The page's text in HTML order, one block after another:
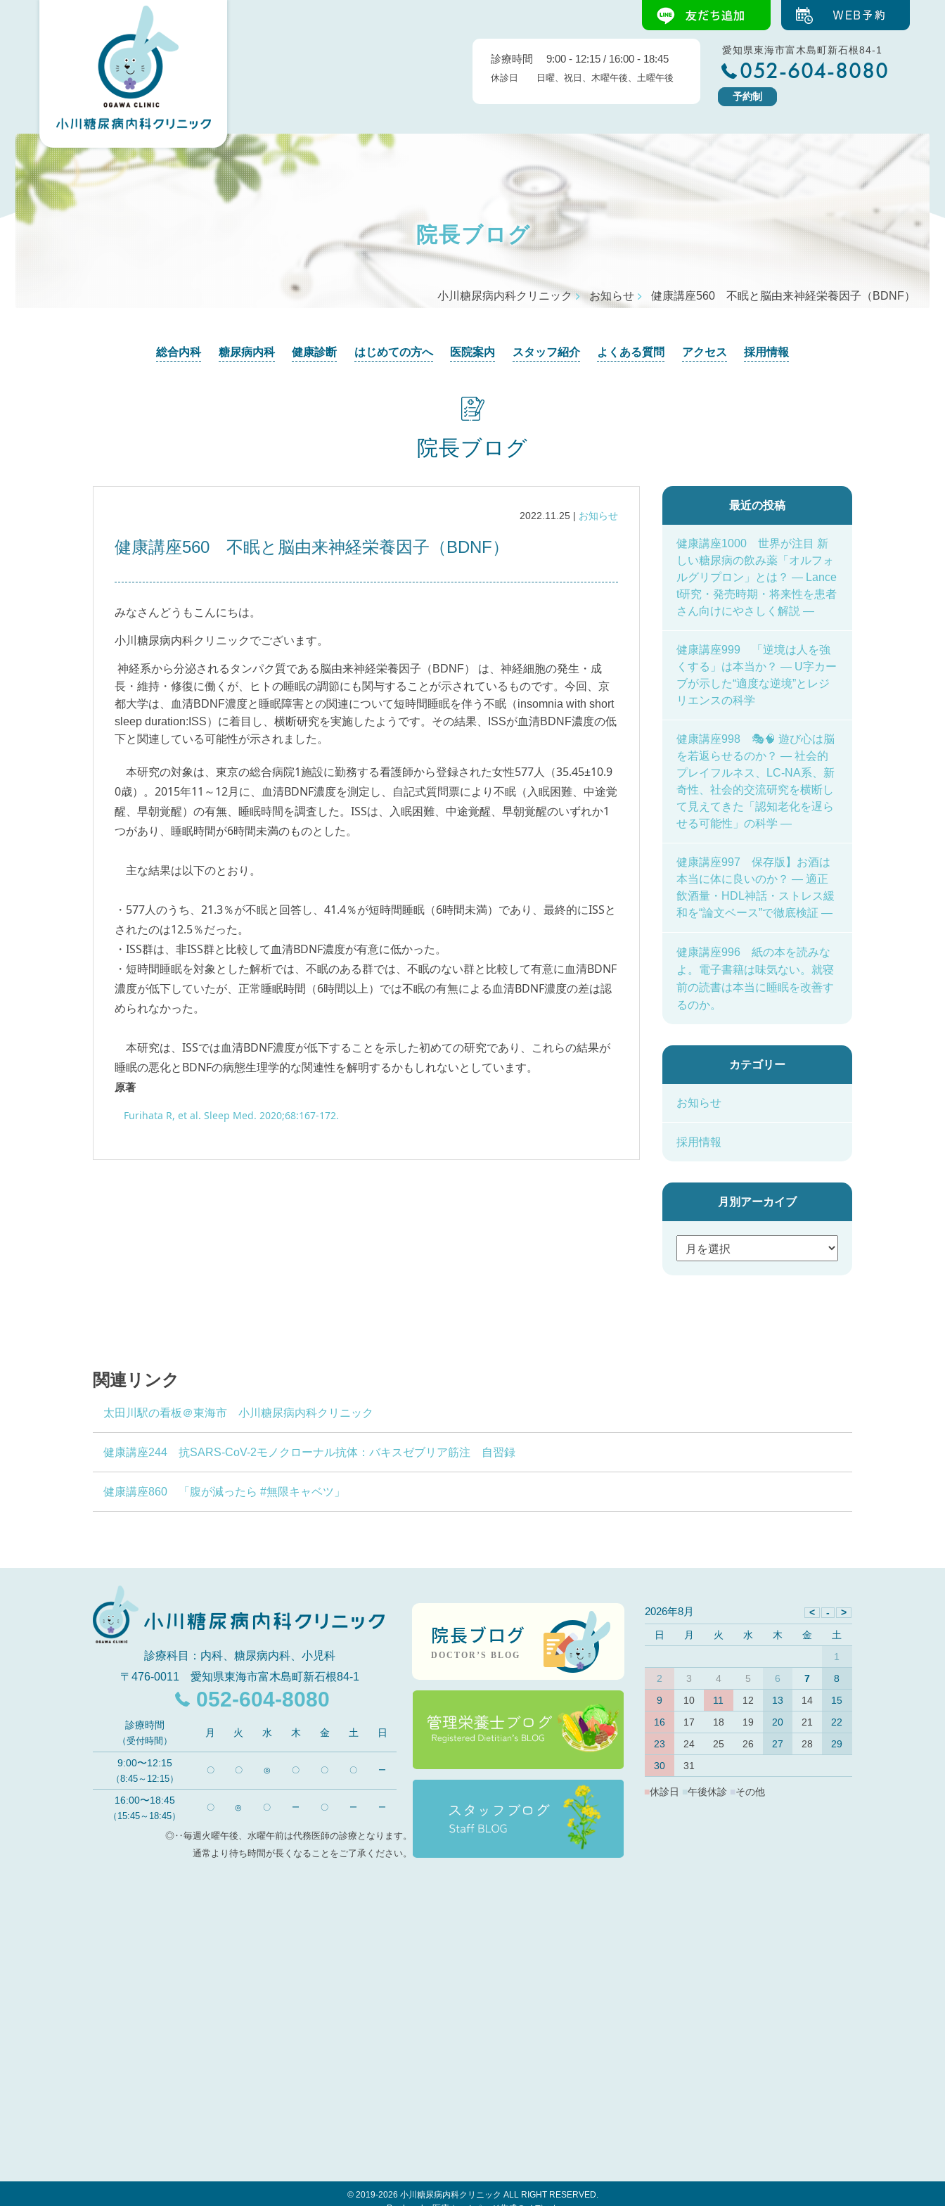
診療時間 9:00 - 12:15 / 16:00 - 18:45
休診日 日曜、祝日、木曜午後、土曜午後
愛知県東海市富木島町新石根84-1
052-604-8080
予約制
院長ブログ
小川糖尿病内科クリニック お知らせ 健康講座560 不眠と脳由来神経栄養因子（BDNF）
総合内科 糖尿病内科 健康診断 はじめての方へ 医院案内 スタッフ紹介 よくある質問 アクセス 採用情報
院長ブログ
2022.11.25 | お知らせ
健康講座560 不眠と脳由来神経栄養因子（BDNF）
みなさんどうもこんにちは。
小川糖尿病内科クリニックでございます。
神経系から分泌されるタンパク質である脳由来神経栄養因子（BDNF） は、神経細胞の発生・成
長・維持・修復に働くが、ヒトの睡眠の調節にも関与することが示されているものです。今回、京
都大学は、血清BDNF濃度と睡眠障害との関連について短時間睡眠を伴う不眠（insomnia with short
sleep duration:ISS）に着目し、横断研究を実施したようです。その結果、ISSが血清BDNF濃度の低
下と関連している可能性が示されました。
本研究の対象は、東京の総合病院1施設に勤務する看護師から登録された女性577人（35.45±10.9
0歳）。2015年11～12月に、血清BDNF濃度を測定し、自記式質問票により不眠（入眠困難、中途覚
醒、早朝覚醒）の有無、睡眠時間を調査した。ISSは、入眠困難、中途覚醒、早朝覚醒のいずれか1
つがあり、睡眠時間が6時間未満のものとした。
主な結果は以下のとおり。
・577人のうち、21.3％が不眠と回答し、41.4％が短時間睡眠（6時間未満）であり、最終的にISSと
されたのは12.5％だった。
・ISS群は、非ISS群と比較して血清BDNF濃度が有意に低かった。
・短時間睡眠を対象とした解析では、不眠のある群では、不眠のない群と比較して有意に血清BDNF
濃度が低下していたが、正常睡眠時間（6時間以上）では不眠の有無による血清BDNF濃度の差は認
められなかった。
本研究は、ISSでは血清BDNF濃度が低下することを示した初めての研究であり、これらの結果が
睡眠の悪化とBDNFの病態生理学的な関連性を解明するかもしれないとしています。
原著
Furihata R, et al. Sleep Med. 2020;68:167-172.
最近の投稿
健康講座1000 世界が注目 新
しい糖尿病の飲み薬「オルフォ
ルグリプロン」とは？ ― Lance
t研究・発売時期・将来性を患者
さん向けにやさしく解説 ―
健康講座999 「逆境は人を強
くする」は本当か？ ― U字カー
ブが示した“適度な逆境”とレジ
リエンスの科学
健康講座998 🎭🧠 遊び心は脳
を若返らせるのか？ ― 社会的
プレイフルネス、LC-NA系、新
奇性、社会的交流研究を横断し
て見えてきた「認知老化を遅ら
せる可能性」の科学 ―
健康講座997 保存版】お酒は
本当に体に良いのか？ ― 適正
飲酒量・HDL神話・ストレス緩
和を“論文ベース”で徹底検証 ―
健康講座996 紙の本を読みな
よ。電子書籍は味気ない。就寝
前の読書は本当に睡眠を改善す
るのか。
カテゴリー
お知らせ
採用情報
月別アーカイブ
関連リンク
太田川駅の看板＠東海市 小川糖尿病内科クリニック
健康講座244 抗SARS-CoV-2モノクローナル抗体：バキスゼブリア筋注 自習録
健康講座860 「腹が減ったら #無限キャベツ」
診療科目：内科、糖尿病内科、小児科
〒476-0011 愛知県東海市富木島町新石根84-1
052-604-8080
診療時間
（受付時間）
月 火 水 木 金 土 日
9:00〜12:15
（8:45～12:15）
〇 〇 ◎ 〇 〇 〇 ー
16:00〜18:45
（15:45～18:45）
〇 ◎ 〇 ー 〇 ー ー
◎‥毎週火曜午後、水曜午前は代務医師の診療となります。
通常より待ち時間が長くなることをご了承ください。
院長ブログ
DOCTOR’S BLOG
2026年8月
日 月 火 水 木 金
土
1
2
3 4 5 6 7
8
9
10 11 12 13 14
15
16
17 18 19 20 21
22
23
24 25 26 27 28
29
30
31
■休診日 ■午後休診 その他
© 2019-2026 小川糖尿病内科クリニック ALL RIGHT RESERVED.